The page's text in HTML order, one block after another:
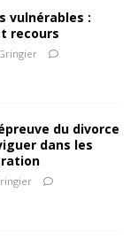
vulnérables :
recours
du divorce
dans les